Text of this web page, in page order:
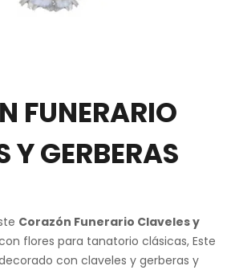
FUNERARIO
Y GERBERAS
Corazón Funerario Claveles y
flores para tanatorio clásicas, Este
con claveles y gerberas y